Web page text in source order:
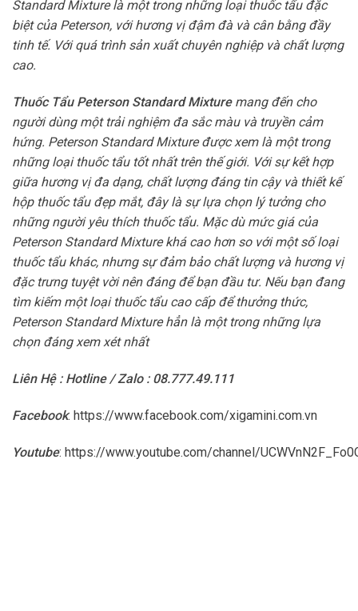
Standard Mixture là một trong những loại thuốc tẩu đặc
biệt của Peterson, với hương vị đậm đà và cân bằng đầy
tinh tế. Với quá trình sản xuất chuyên nghiệp và chất lượng
cao.
Thuốc Tẩu Peterson Standard Mixturemang đến cho
người dùng một trải nghiệm đa sắc màu và truyền cảm
hứng. Peterson Standard Mixture được xem là một trong
những loại thuốc tẩu tốt nhất trên thế giới. Với sự kết hợp
giữa hương vị đa dạng, chất lượng đáng tin cậy và thiết kế
hộp thuốc tẩu đẹp mắt, đây là sự lựa chọn lý tưởng cho
những người yêu thích thuốc tẩu. Mặc dù mức giá của
Peterson Standard Mixture khá cao hơn so với một số loại
thuốc tẩu khác, nhưng sự đảm bảo chất lượng và hương vị
đặc trưng tuyệt vời nên đáng để bạn đầu tư. Nếu bạn đang
tìm kiếm một loại thuốc tẩu cao cấp để thưởng thức,
Peterson Standard Mixture hẳn là một trong những lựa
chọn đáng xem xét nhất
Liên Hệ : Hotline / Zalo : 08.777.49.111
Facebook: https://www.facebook.com/xigamini.com.vn
Youtube: https://www.youtube.com/channel/